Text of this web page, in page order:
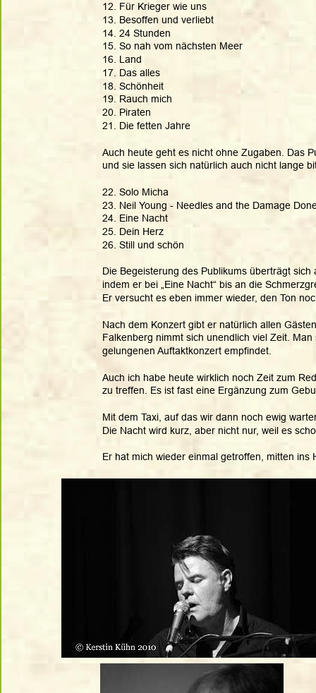
12. Für Krieger wie uns
13. Besoffen und verliebt
14. 24 Stunden
15. So nah vom nächsten Meer
16. Land
17. Das alles
18. Schönheit
19. Rauch mich
20. Piraten
21. Die fetten Jahre
Auch heute geht es nicht ohne Zugaben. Das
und sie lassen sich natürlich auch nicht lange
22. Solo Micha
23. Neil Young - Needles and the Damage
24. Eine Nacht
25. Dein Herz
26. Still und schön
Die Begeisterung des Publikums überträgt
indem er bei „Eine Nacht“ bis an die
Er versucht es eben immer wieder, den Ton
Nach dem Konzert gibt er natürlich allen
Falkenberg nimmt sich unendlich viel Zeit.
gelungenen Auftaktkonzert empfindet.
Auch ich habe heute wirklich noch Zeit zum
zu treffen. Es ist fast eine Ergänzung zum
Mit dem Taxi, auf das wir dann noch ewig
Die Nacht wird kurz, aber nicht nur, weil es
Er hat mich wieder einmal getroffen, mitten